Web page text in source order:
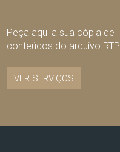
Peça aqui a sua cópia de
conteúdos do arquivo RTP
VER SERVIÇOS